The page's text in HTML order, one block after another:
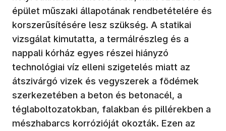
épület műszaki állapotának rendbetételére és
korszerűsítésére lesz szükség. A statikai
vizsgálat kimutatta, a termálrészleg és a
nappali kórház egyes részei hiányzó
technológiai víz elleni szigetelés miatt az
átszivárgó vizek és vegyszerek a födémek
szerkezetében a beton és betonacél, a
téglaboltozatokban, falakban és pillérekben a
mészhabarcs korrózióját okozták. Ezen az